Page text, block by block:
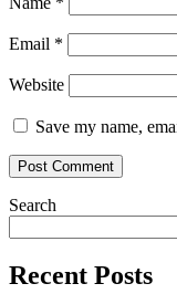
Email *
Website
Save my name,
Search
Recent Posts